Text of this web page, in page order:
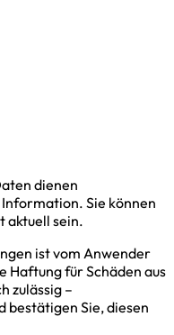
dienen
Sie können
aktuell sein.
ist vom Anwender
Haftung für Schäden aus
zulässig –
bestätigen Sie, diesen